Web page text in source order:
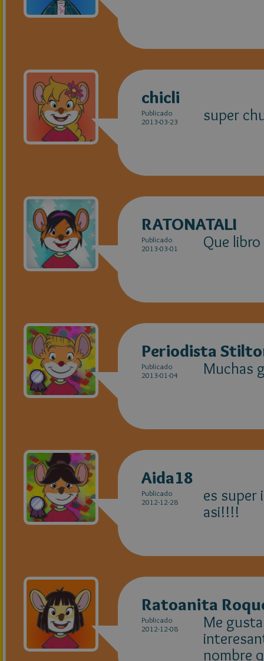
chicli
Publicado
2013-03-23
super
RATONATALI
Publicado
2013-03-01
Que
Periodista
Publicado
2013-01-04
Muchas
Aida18
Publicado
2012-12-28
es super
asi!!!!
Ratoanita
Publicado
2012-12-08
Me
nombre